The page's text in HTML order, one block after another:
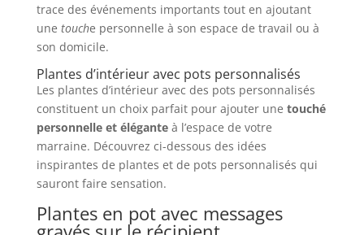
trace des événements importants tout en ajoutant
une touche personnelle à son espace de travail ou à
son domicile.
Plantes d’intérieur avec pots personnalisés
Les plantes d’intérieur avec des pots personnalisés
constituent un choix parfait pour ajouter une touché
personnelle et éléganteà l’espace de votre
marraine. Découvrez ci-dessous des idées
inspirantes de plantes et de pots personnalisés qui
sauront faire sensation.
Plantes en pot avec messages